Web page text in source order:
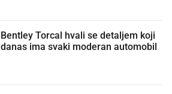
Bentley Torcal hvali se detaljem koji
danas ima svaki moderan automobil